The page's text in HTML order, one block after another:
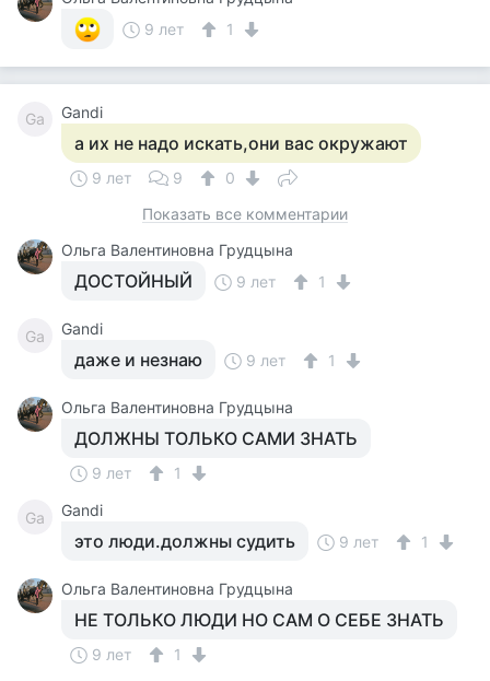
9 лет
1
Ga Gandi
а их не надо искать,они вас окружают
9 лет 9
0
Показать все комментарии
Ольга Валентиновна Грудцына
ДОСТОЙНЫЙ 9 лет 1
Ga Gandi
даже и незнаю 9 лет 1
Ольга Валентиновна Грудцына
ДОЛЖНЫ ТОЛЬКО САМИ ЗНАТЬ
9 лет 1
Ga Gandi
это люди.должны судить 9 лет 1
Ольга Валентиновна Грудцына
НЕ ТОЛЬКО ЛЮДИ НО САМ О СЕБЕ ЗНАТЬ
9 лет 1